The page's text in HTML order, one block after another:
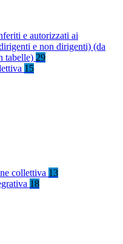
e autorizzati ai
e non dirigenti) (da
tabelle) 29
15
collettiva 13
18